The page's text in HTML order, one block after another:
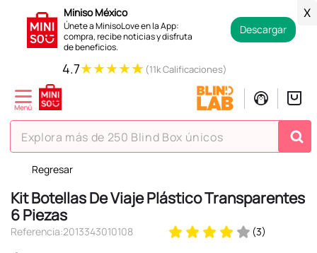
Miniso México
Únete a MinisoLove en la App:
compra, recibe noticias y disfruta
de beneficios.
Descargar
X
4.7★★★★★ (11k Calificaciones)
Explora más de 250 Blind Box únicos
Regresar
Kit Botellas De Viaje Plástico Transparentes
6 Piezas
Referencia:2013343010108 (3)
TÉRMINOS MÁS BUSCADOS
1.
hello kitty
2 .
spiderman